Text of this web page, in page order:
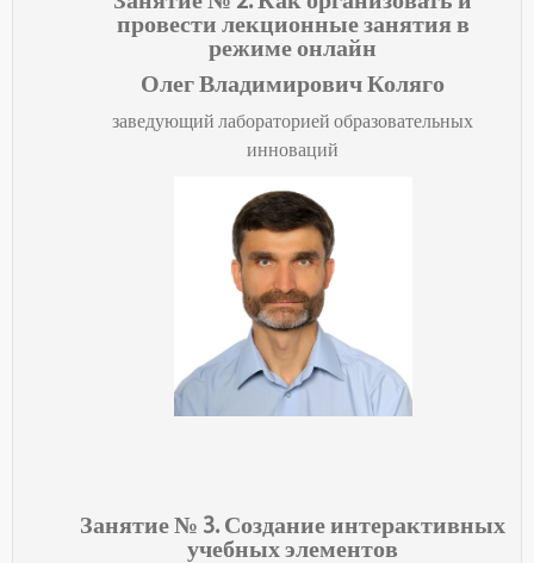
провести лекционные занятия в
режиме онлайн
Олег Владимирович Коляго
заведующий лабораторией образовательных
инноваций
Занятие № 3. Создание интерактивных
учебных элементов